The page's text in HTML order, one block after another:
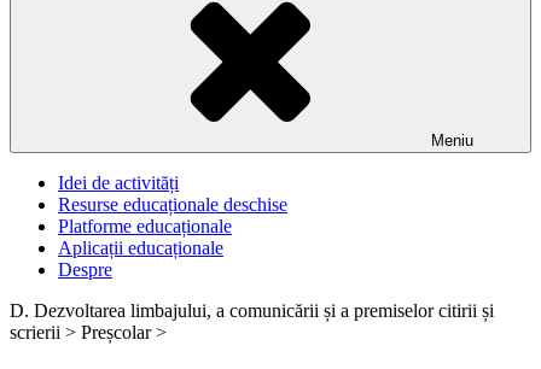
Meniu
Idei de activități
Resurse educaționale deschise
Platforme educaționale
Aplicații educaționale
Despre
D. Dezvoltarea limbajului, a comunicării și a premiselor citirii și
scrierii > Preșcolar >